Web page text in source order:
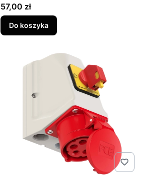
Cena
57,00 zł
Do koszyka